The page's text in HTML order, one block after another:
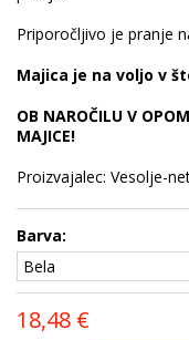
Priporočljivo je pranje
Majica je na voljo v
OB NAROČILU V
MAJICE!
Proizvajalec: Vesolje-
Barva:
18,48 €